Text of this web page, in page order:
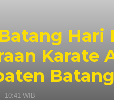
Hari
Karate
10:41 WIB